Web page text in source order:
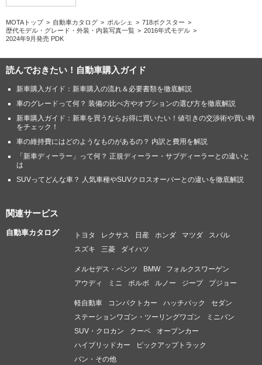
MOTAトップ 自動車カタログ ポルシェ
718ボクスター
歴代モデル・グレード・外装・内装写真一覧
2016年式モデル
2024年9月発売 PDK
読んでおきたい！自動車購入ガイド
新車購入ガイド：新車購入の流れ＆必要書類を徹底解説
車のグレードって何？ 装備の比べ方やオプションの選び方を徹底解説
新車購入ガイド：新車を買うならお得に買いたい！値引きの交渉術や買い時
をチェック！
車の維持費にはどのようなものがあるの？ 内訳と費用を解説
「新車ディーラー」って何？ 正規ディーラー・サブディーラーとの違いと
は
SUVってどんな車？ 人気車種やSUVクロスオーバーとの違いを徹底解説
関連サービス
自動車カタログ トヨタ レクサス 日産 ホンダ マツダ
スバル
スズキ
三菱 ダイハツ
メルセデス・ベンツ BMW
フォルクスワーゲン
アウディ
ミニ ボルボ ルノー ジープ プジョー
軽自動車 コンパクトカー ハッチバック
セダン
ステーションワゴン・ツーリングワゴン
ミニバン
SUV・クロカン
クーペ
オープンカー
ハイブリッドカー
ピックアップトラック
バン・その他